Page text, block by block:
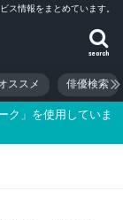
ス情報をまとめています。
search
ススメ 俳優検索
ク」を使用していま